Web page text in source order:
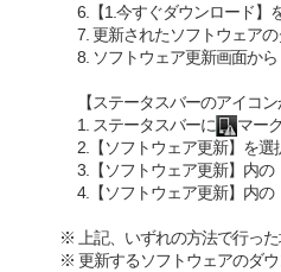
6.【1.今すぐダウンロード】
7. 更新されたソフトウェア
8. ソフトウェア更新画面か
【ステータスバーのアイコン
1. ステータスバーに
マー
2.【ソフトウェア更新】を選
3.【ソフトウェア更新】内の
4.【ソフトウェア更新】内の
※ 上記、いずれの方法で行っ
※ 更新するソフトウェアのダ